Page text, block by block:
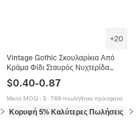
σε Σκουλαρίκια
+20
Vintage Gothic Σκουλαρίκια Από
Κράμα Φίδι Σταυρός Νυχτερίδα
Πανκ Ρετρό Κοσμήματα
$0.40-0.87
Μικτό MOQ : 3· 769 πουλήθηκε πρόσφατα
Κορυφή 5% Καλύτερες Πωλήσεις σε